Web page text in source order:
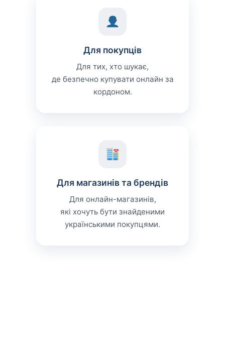
Для покупців
Для тих, хто шукає,
де безпечно купувати онлайн за
кордоном.
Для магазинів та брендів
Для онлайн-магазинів,
які хочуть бути знайденими
українськими покупцями.